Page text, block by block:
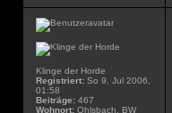
Klinge der Horde
Registriert: So 9. Jul 2006,
01:58
Beiträge: 467
Wohnort: Ohlsbach, BW